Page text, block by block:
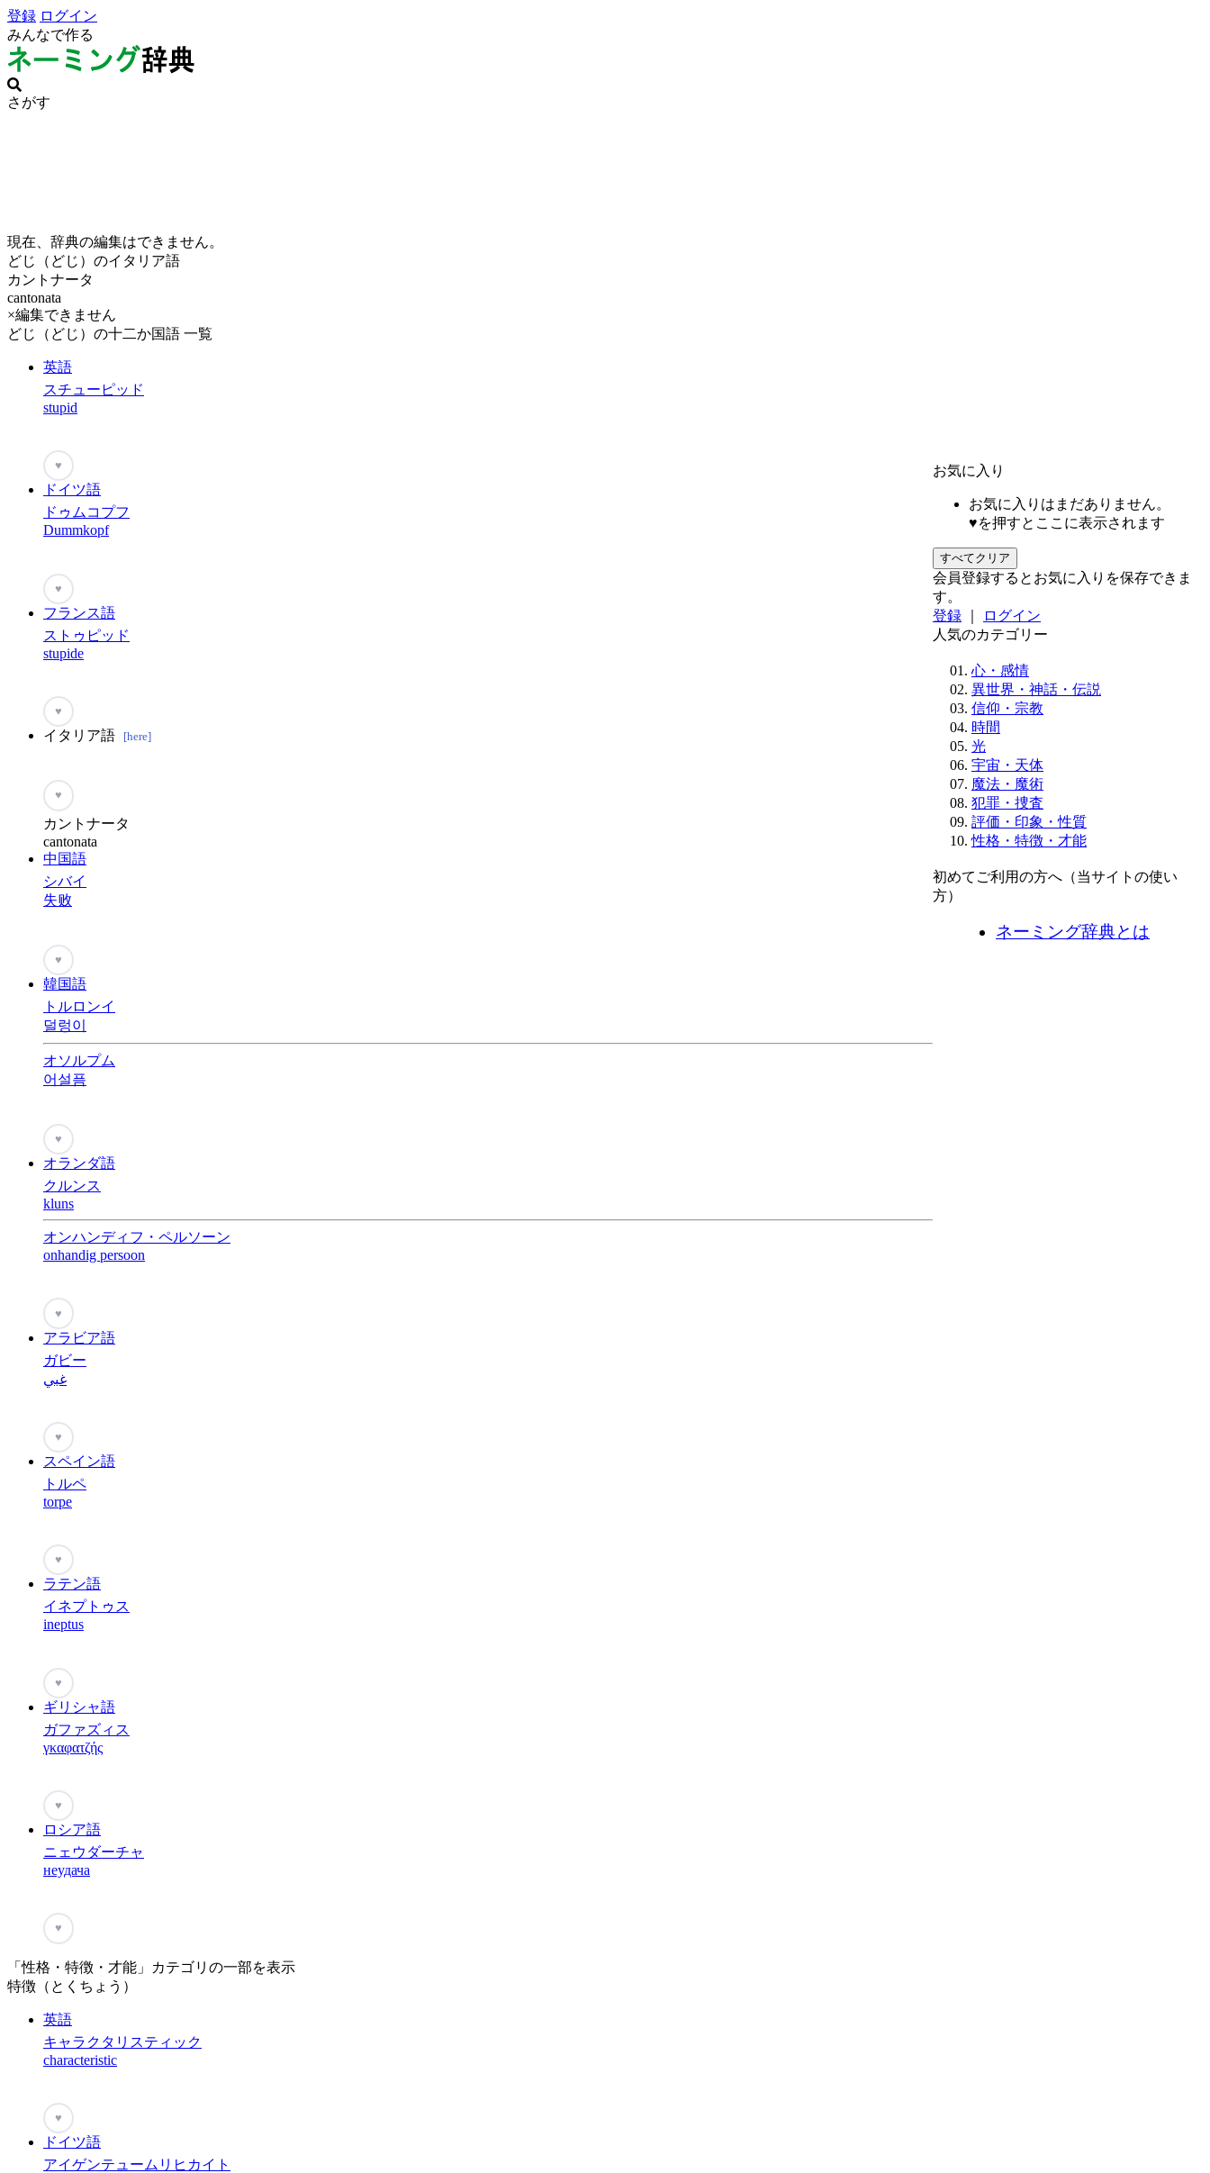
登録 ログイン
みんなで作る
さがす
現在、辞典の編集はできません。
どじ（どじ）のイタリア語
カントナータ
cantonata
×編集できません
どじ（どじ）の十二か国語 一覧
英語
スチューピッド
stupid
♥
ドイツ語
ドゥムコプフ
Dummkopf
♥
フランス語
ストゥピッド
stupide
♥
イタリア語 [here]
♥
カントナータ
cantonata
中国語
シバイ
失败
♥
韓国語
トルロンイ
덜렁이
オソルプム
어설픔
♥
オランダ語
クルンス
kluns
オンハンディフ・ペルソーン
onhandig persoon
♥
アラビア語
ガビー
غبي
♥
スペイン語
トルペ
torpe
♥
ラテン語
イネプトゥス
ineptus
♥
ギリシャ語
ガファズィス
γκαφατζής
♥
ロシア語
ニェウダーチャ
неудача
♥
「性格・特徴・才能」カテゴリの一部を表示
特徴（とくちょう）
英語
キャラクタリスティック
characteristic
♥
ドイツ語
アイゲンテュームリヒカイト
お気に入り
お気に入りはまだありません。
♥を押すとここに表示されます
すべてクリア
会員登録するとお気に入りを保存できま
す。
登録
ログイン
人気のカテゴリー
心・感情
異世界・神話・伝説
信仰・宗教
時間
光
宇宙・天体
魔法・魔術
犯罪・捜査
評価・印象・性質
性格・特徴・才能
初めてご利用の方へ（当サイトの使い
方）
ネーミング辞典とは